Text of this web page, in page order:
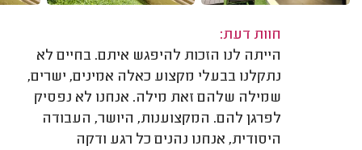
חוות דעת:
הייתה לנו הזכות להיפגש איתם. בחיים לא
נתקלנו בבעלי מקצוע כאלה אמינים, ישרים,
שמילה שלהם זאת מילה. אנחנו לא נפסיק
לפרגן להם. המקצוענות, היושר, העבודה
היסודית, אנחנו נהנים כל רגע ודקה